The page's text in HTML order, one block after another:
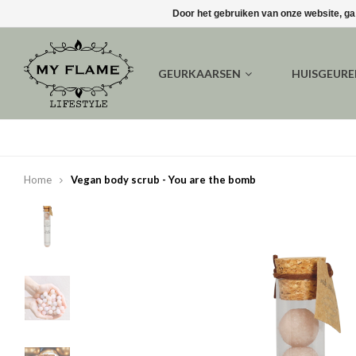
GEURKAARSEN
Home Vegan body scrub - You are the bomb
Door het gebruiken van onze website,